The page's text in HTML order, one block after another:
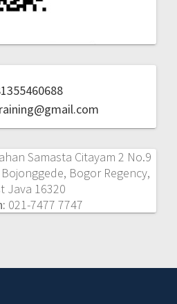
Samasta Citayam 2 No.9
Bogor Regency,
Java 16320
021-7477 7747